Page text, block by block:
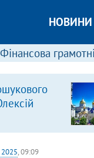
НОВИНИ
Фінансова
, 09:09